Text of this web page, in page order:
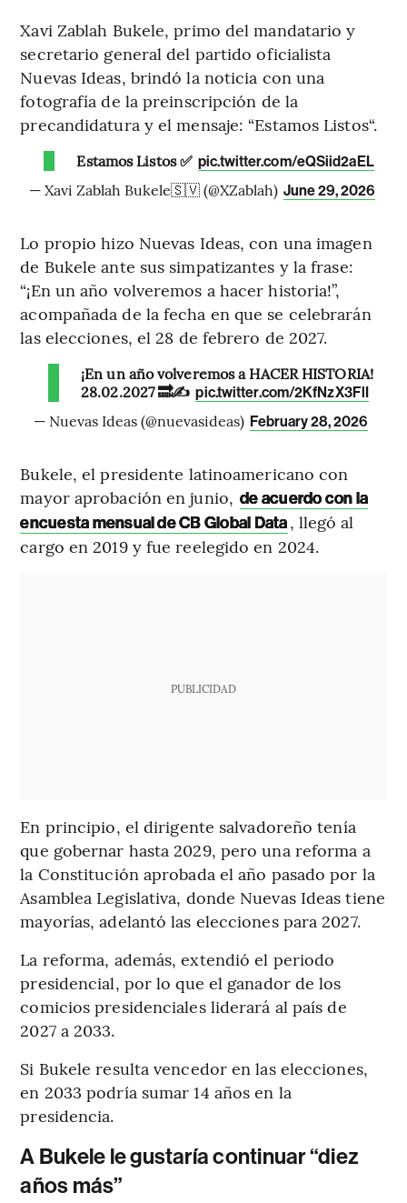
Xavi Zablah Bukele, primo del mandatario y
secretario general del partido oficialista
Nuevas Ideas, brindó la noticia con una
fotografía de la preinscripción de la
precandidatura y el mensaje: “Estamos Listos“.
Estamos Listos ✅ pic.twitter.com/eQSiid2aEL
— Xavi Zablah Bukele🇸🇻 (@XZablah) June 29, 2026
Lo propio hizo Nuevas Ideas, con una imagen
de Bukele ante sus simpatizantes y la frase:
“¡En un año volveremos a hacer historia!”,
acompañada de la fecha en que se celebrarán
las elecciones, el 28 de febrero de 2027.
¡En un año volveremos a HACER HISTORIA!
28.02.2027 🔜✍️ pic.twitter.com/2KfNzX3FlI
— Nuevas Ideas (@nuevasideas) February 28, 2026
Bukele, el presidente latinoamericano con
mayor aprobación en junio, de acuerdo con la
encuesta mensual de CB Global Data, llegó al
cargo en 2019 y fue reelegido en 2024.
PUBLICIDAD
En principio, el dirigente salvadoreño tenía
que gobernar hasta 2029, pero una reforma a
la Constitución aprobada el año pasado por la
Asamblea Legislativa, donde Nuevas Ideas tiene
mayorías, adelantó las elecciones para 2027.
La reforma, además, extendió el periodo
presidencial, por lo que el ganador de los
comicios presidenciales liderará al país de
2027 a 2033.
Si Bukele resulta vencedor en las elecciones,
en 2033 podría sumar 14 años en la
presidencia.
A Bukele le gustaría continuar “diez
años más”